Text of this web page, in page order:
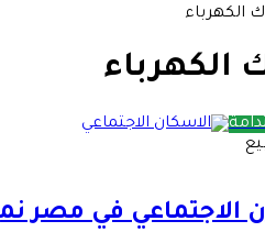
الكهرباء
الكهرباء
الاجتماعي في مصر